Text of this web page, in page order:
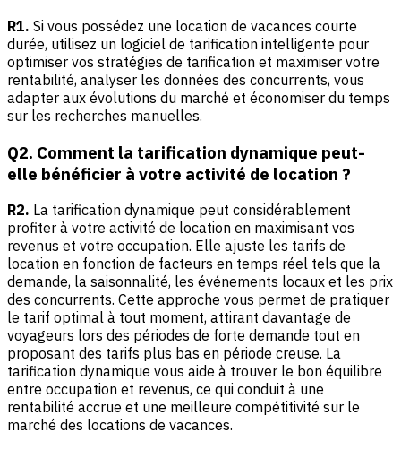
R1. Si vous possédez une location de vacances courte
durée, utilisez un logiciel de tarification intelligente pour
optimiser vos stratégies de tarification et maximiser votre
rentabilité, analyser les données des concurrents, vous
adapter aux évolutions du marché et économiser du temps
sur les recherches manuelles.
Q2. Comment la tarification dynamique peut-
elle bénéficier à votre activité de location ?
R2. La tarification dynamique peut considérablement
profiter à votre activité de location en maximisant vos
revenus et votre occupation. Elle ajuste les tarifs de
location en fonction de facteurs en temps réel tels que la
demande, la saisonnalité, les événements locaux et les prix
des concurrents. Cette approche vous permet de pratiquer
le tarif optimal à tout moment, attirant davantage de
voyageurs lors des périodes de forte demande tout en
proposant des tarifs plus bas en période creuse. La
tarification dynamique vous aide à trouver le bon équilibre
entre occupation et revenus, ce qui conduit à une
rentabilité accrue et une meilleure compétitivité sur le
marché des locations de vacances.